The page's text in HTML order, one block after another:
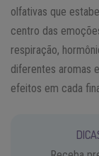
olfativas que
centro das
respiração,
diferentes aromas
efeitos em cada